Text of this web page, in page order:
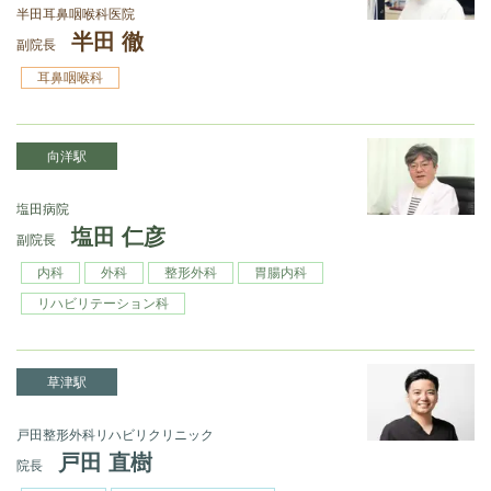
半田耳鼻咽喉科医院
副院長
半田 徹
耳鼻咽喉科
向洋駅
塩田病院
副院長
塩田 仁彦
内科 外科 整形外科
胃腸内科
リハビリテーション科
草津駅
戸田整形外科リハビリクリニック
院長
戸田 直樹